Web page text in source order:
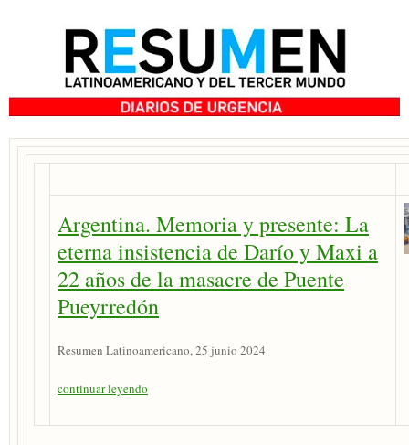
Argentina. Memoria y presente: La
eterna insistencia de Darío y Maxi a
22 años de la masacre de Puente
Pueyrredón
Resumen Latinoamericano, 25 junio 2024
continuar leyendo